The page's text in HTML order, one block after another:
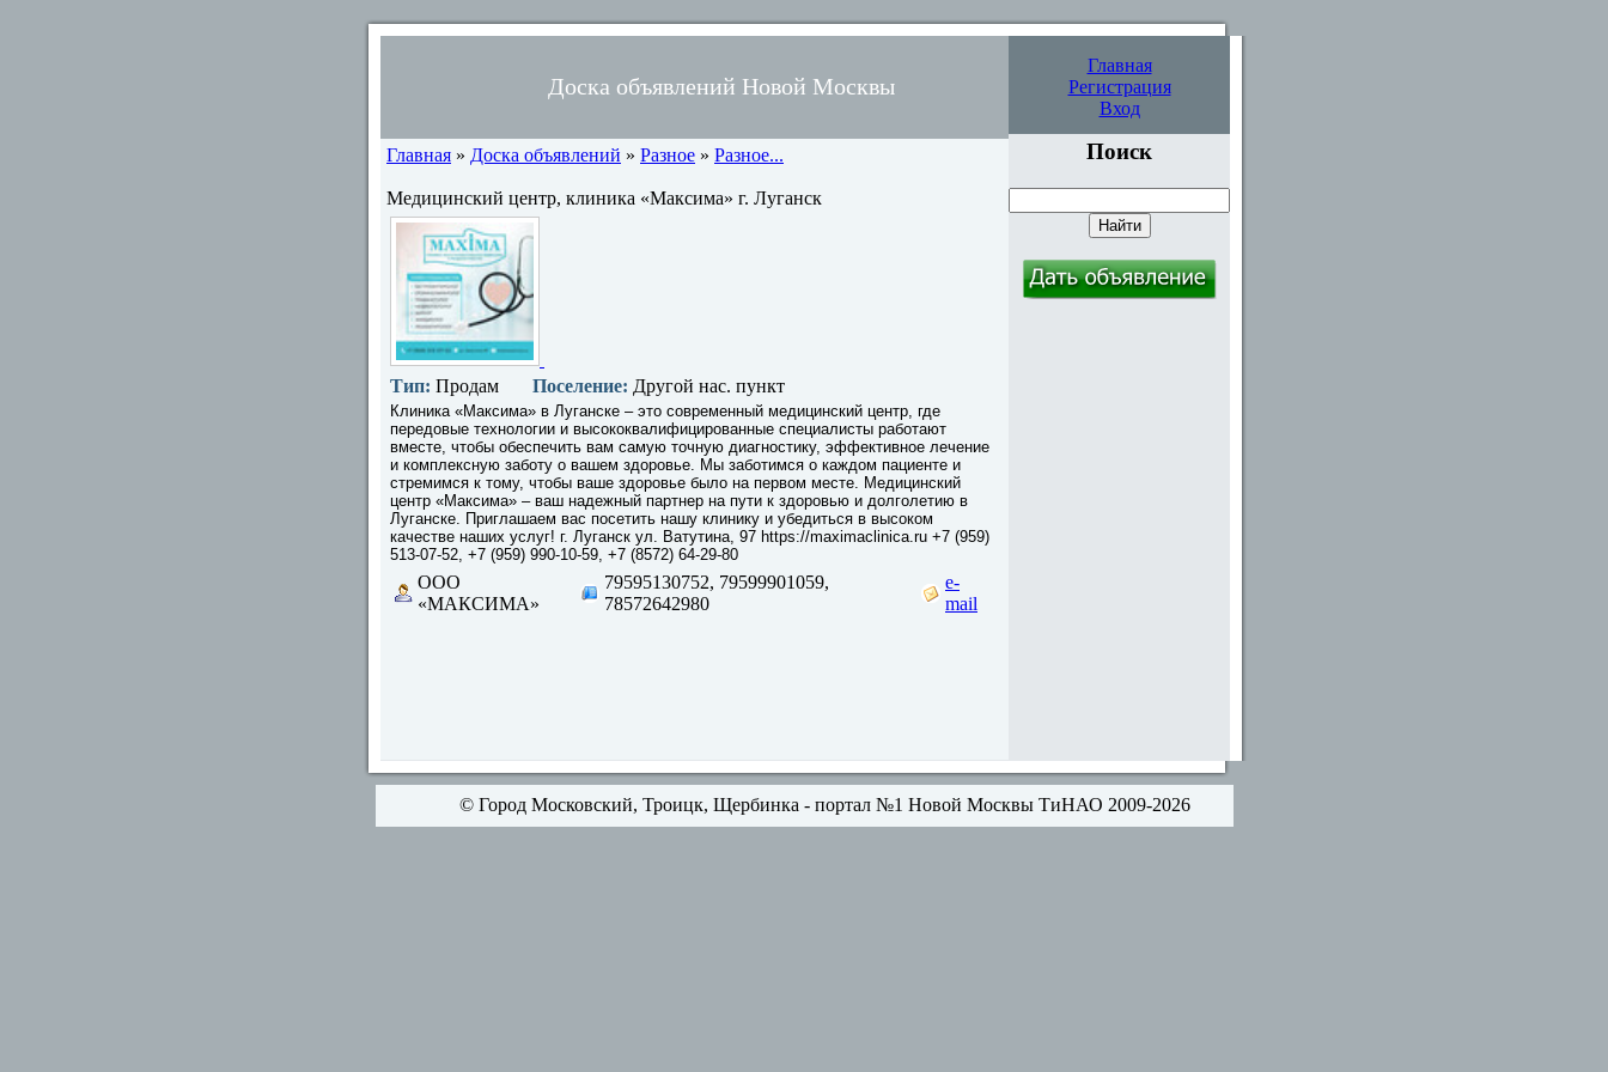
Доска объявлений Новой Москвы
Главная
Регистрация
Вход
Главная » Доска объявлений » Разное » Разное...
Медицинский центр, клиника «Максима» г. Луганск
Тип: Продам Поселение: Другой нас. пункт
Клиника «Максима» в Луганске – это современный медицинский центр, где
передовые технологии и высококвалифицированные специалисты работают
вместе, чтобы обеспечить вам самую точную диагностику, эффективное лечение
и комплексную заботу о вашем здоровье. Мы заботимся о каждом пациенте и
стремимся к тому, чтобы ваше здоровье было на первом месте. Медицинский
центр «Максима» – ваш надежный партнер на пути к здоровью и долголетию в
Луганске. Приглашаем вас посетить нашу клинику и убедиться в высоком
качестве наших услуг! г. Луганск ул. Ватутина, 97 https://maximaclinica.ru +7 (959)
513-07-52, +7 (959) 990-10-59, +7 (8572) 64-29-80
ООО
«МАКСИМА»
79595130752, 79599901059,
78572642980
e-
mail
Поиск
© Город Московский, Троицк, Щербинка - портал №1 Новой Москвы ТиНАО 2009-2026